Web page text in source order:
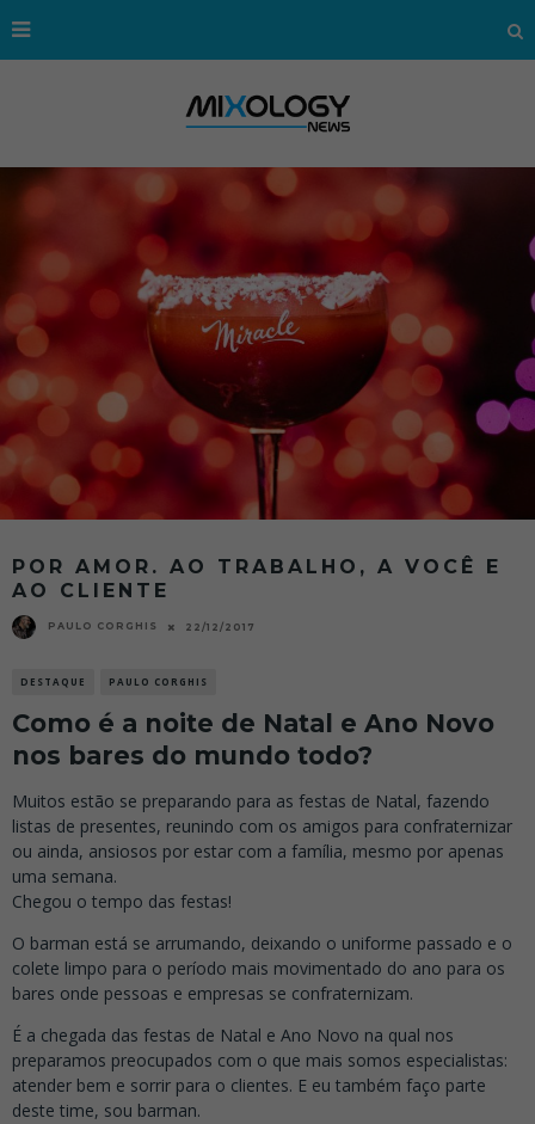
POR AMOR. AO TRABALHO, A VOCÊ E
AO CLIENTE
PAULO CORGHIS 22/12/2017
DESTAQUE PAULO CORGHIS
Como é a noite de Natal e Ano Novo
nos bares do mundo todo?
Muitos estão se preparando para as festas de Natal, fazendo
listas de presentes, reunindo com os amigos para confraternizar
ou ainda, ansiosos por estar com a família, mesmo por apenas
uma semana.
Chegou o tempo das festas!
O barman está se arrumando, deixando o uniforme passado e o
colete limpo para o período mais movimentado do ano para os
bares onde pessoas e empresas se confraternizam.
É a chegada das festas de Natal e Ano Novo na qual nos
preparamos preocupados com o que mais somos especialistas:
atender bem e sorrir para o clientes. E eu também faço parte
deste time, sou barman.